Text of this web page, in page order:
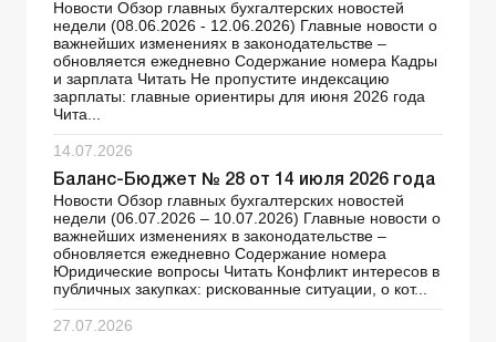
Новости Обзор главных бухгалтерских новостей
недели (08.06.2026 - 12.06.2026) Главные новости о
важнейших изменениях в законодательстве –
обновляется ежедневно Содержание номера Кадры
и зарплата Читать Не пропустите индексацию
зарплаты: главные ориентиры для июня 2026 года
Чита...
14.07.2026
Баланс-Бюджет № 28 от 14 июля 2026 года
Новости Обзор главных бухгалтерских новостей
недели (06.07.2026 – 10.07.2026) Главные новости о
важнейших изменениях в законодательстве –
обновляется ежедневно Содержание номера
Юридические вопросы Читать Конфликт интересов в
публичных закупках: рискованные ситуации, о кот...
27.07.2026